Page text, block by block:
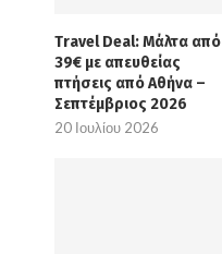
Travel Deal: Μάλτα από
39€ με απευθείας
πτήσεις από Αθήνα –
Σεπτέμβριος 2026
20 Ιουλίου 2026